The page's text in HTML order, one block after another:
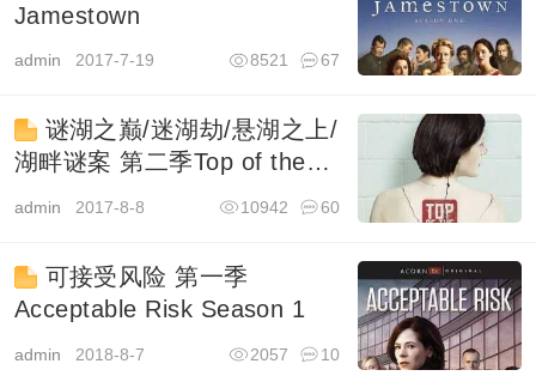
Jamestown
admin 2017-7-19 67
8521
谜湖之巅/迷湖劫/悬湖之上/
湖畔谜案 第二季Top of the
Lake
admin 2017-8-8 60
10942
可接受风险 第一季
Acceptable Risk Season 1
admin 2018-8-7 10
2057